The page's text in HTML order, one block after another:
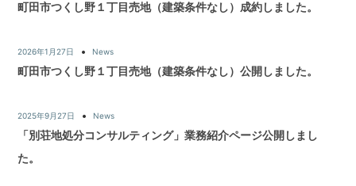
町田市つくし野１丁目売地（建築条件なし）成約しました。
2026年1月27日 News
町田市つくし野１丁目売地（建築条件なし）公開しました。
2025年9月27日 News
「別荘地処分コンサルティング」業務紹介ページ公開しまし
た。